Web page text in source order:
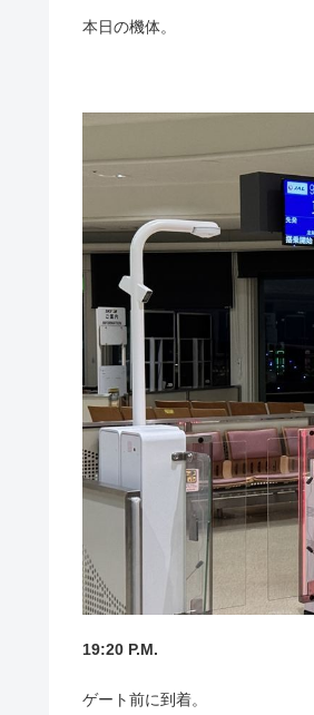
本日の機体。
19:20 P.M.
ゲート前に到着。